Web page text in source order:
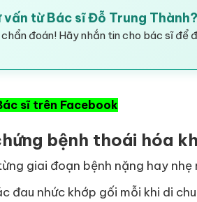
vấn từ Bác sĩ Đỗ Trung Thành?
đoán! Hãy nhắn tin cho bác sĩ để
sĩ trên Facebook
bệnh thoái hóa
giai đoạn bệnh nặng hay
đau nhức khớp gối mỗi khi di